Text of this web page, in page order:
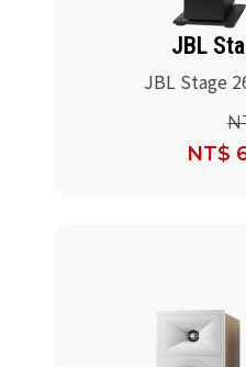
JBL
JBL Stage
NT$